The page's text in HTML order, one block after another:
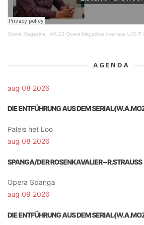
Opera Magazine · Afl. 23 Opera Magazine over aus LICHT
AGENDA
aug 08 2026
DIE ENTFÜHRUNG AUS DEM
Paleis het Loo
aug 08 2026
SPANGA/DER ROSENKAVALIER – R.STRAUSS
Opera Spanga
aug 09 2026
DIE ENTFÜHRUNG AUS DEM